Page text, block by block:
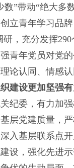
数”带动“绝大多
立青年学习品
研，充分发挥
青年党员对党
论认同、情感认
建设更加坚强有
纪委，有力加
层党建质量，
入基层联系点
设，强化先进